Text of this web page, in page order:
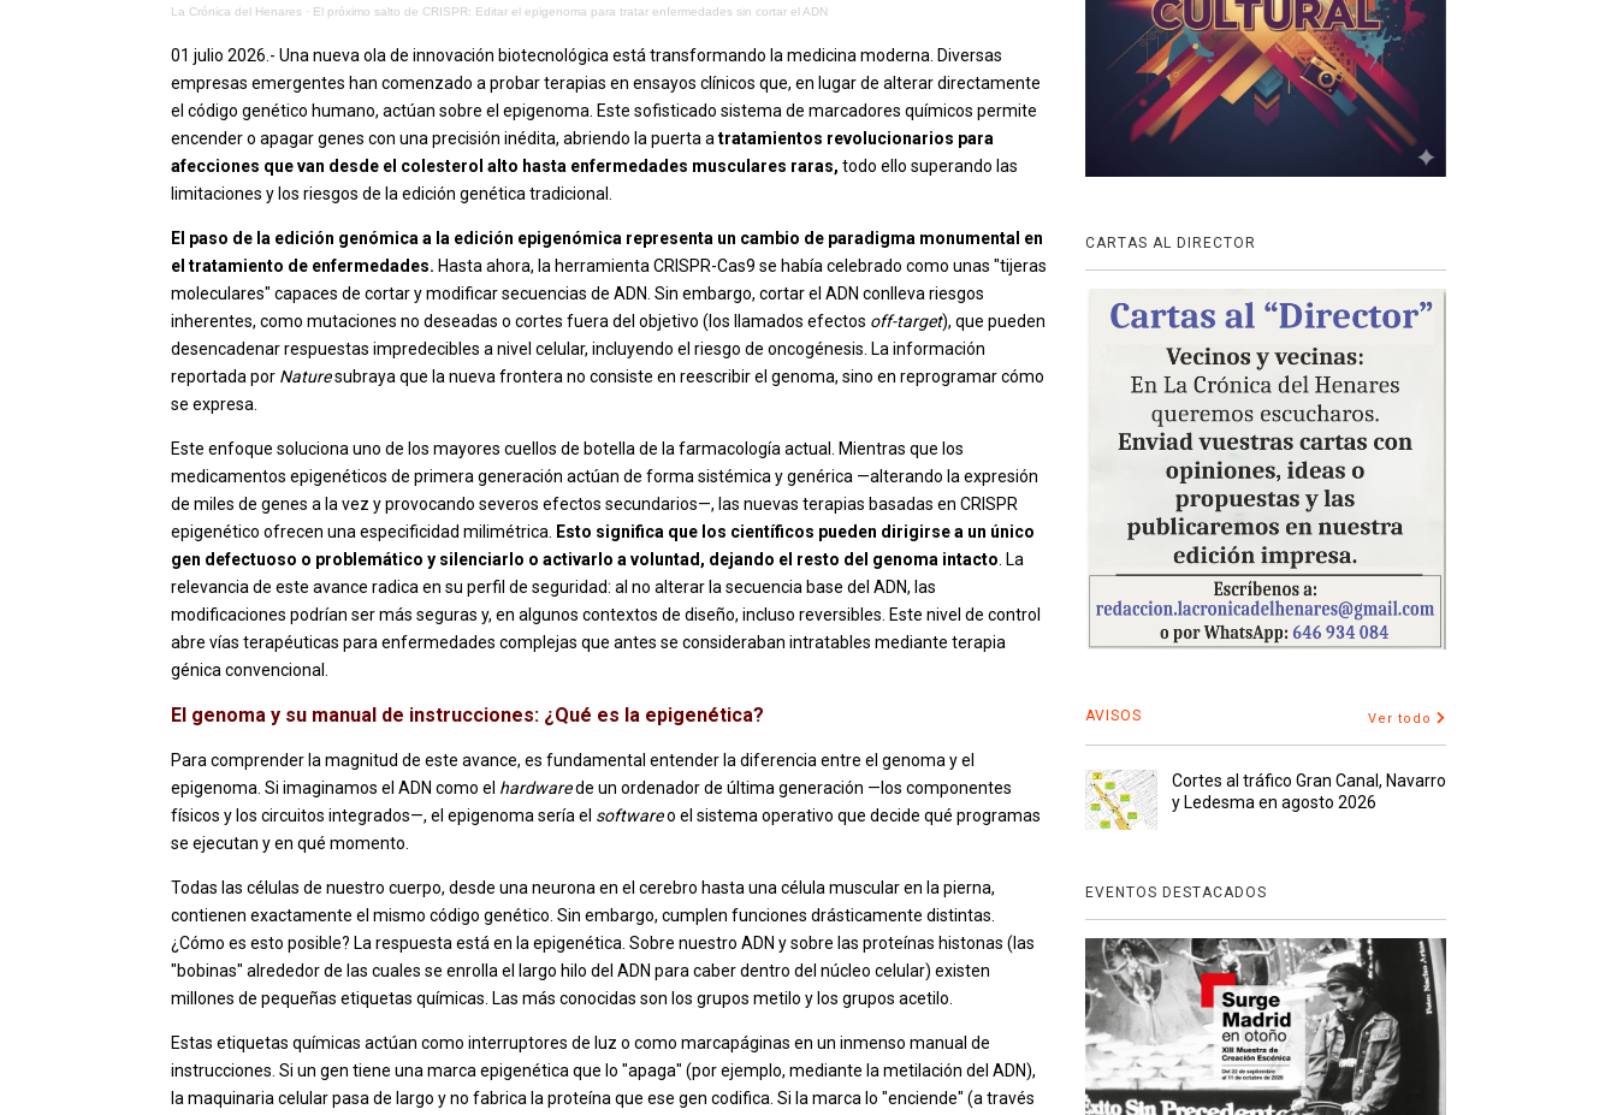
La Crónica del Henares · El próximo salto de CRISPR: Editar el epigenoma para tratar enfermedades sin cortar el ADN
01 julio 2026.- Una nueva ola de innovación biotecnológica está transformando la medicina moderna. Diversas
empresas emergentes han comenzado a probar terapias en ensayos clínicos que, en lugar de alterar directamente
el código genético humano, actúan sobre el epigenoma. Este sofisticado sistema de marcadores químicos permite
encender o apagar genes con una precisión inédita, abriendo la puerta a tratamientos revolucionarios para
afecciones que van desde el colesterol alto hasta enfermedades musculares raras, todo ello superando las
limitaciones y los riesgos de la edición genética tradicional.
El paso de la edición genómica a la edición epigenómica representa un cambio de paradigma monumental en
el tratamiento de enfermedades. Hasta ahora, la herramienta CRISPR-Cas9 se había celebrado como unas "tijeras
moleculares" capaces de cortar y modificar secuencias de ADN. Sin embargo, cortar el ADN conlleva riesgos
inherentes, como mutaciones no deseadas o cortes fuera del objetivo (los llamados efectos off-target), que pueden
desencadenar respuestas impredecibles a nivel celular, incluyendo el riesgo de oncogénesis. La información
reportada por Naturesubraya que la nueva frontera no consiste en reescribir el genoma, sino en reprogramar cómo
se expresa.
Este enfoque soluciona uno de los mayores cuellos de botella de la farmacología actual. Mientras que los
medicamentos epigenéticos de primera generación actúan de forma sistémica y genérica —alterando la expresión
de miles de genes a la vez y provocando severos efectos secundarios—, las nuevas terapias basadas en CRISPR
epigenético ofrecen una especificidad milimétrica.
Esto significa que los científicos pueden dirigirse a un único
gen defectuoso o problemático y silenciarlo o activarlo a voluntad, dejando el resto del genoma intacto . La
relevancia de este avance radica en su perfil de seguridad: al no alterar la secuencia base del ADN, las
modificaciones podrían ser más seguras y, en algunos contextos de diseño, incluso reversibles. Este nivel de control
abre vías terapéuticas para enfermedades complejas que antes se consideraban intratables mediante terapia
génica convencional.
El genoma y su manual de instrucciones: ¿Qué es la epigenética?
Para comprender la magnitud de este avance, es fundamental entender la diferencia entre el genoma y el
epigenoma. Si imaginamos el ADN como el hardwarede un ordenador de última generación —los componentes
físicos y los circuitos integrados—, el epigenoma sería el softwareo el sistema operativo que decide qué programas
se ejecutan y en qué momento.
Todas las células de nuestro cuerpo, desde una neurona en el cerebro hasta una célula muscular en la pierna,
contienen exactamente el mismo código genético. Sin embargo, cumplen funciones drásticamente distintas.
¿Cómo es esto posible? La respuesta está en la epigenética. Sobre nuestro ADN y sobre las proteínas histonas (las
"bobinas" alrededor de las cuales se enrolla el largo hilo del ADN para caber dentro del núcleo celular) existen
millones de pequeñas etiquetas químicas. Las más conocidas son los grupos metilo y los grupos acetilo.
Estas etiquetas químicas actúan como interruptores de luz o como marcapáginas en un inmenso manual de
instrucciones. Si un gen tiene una marca epigenética que lo "apaga" (por ejemplo, mediante la metilación del ADN),
la maquinaria celular pasa de largo y no fabrica la proteína que ese gen codifica. Si la marca lo "enciende" (a través
CARTAS AL DIRECTOR
AVISOS Ver todo
Cortes al tráfico Gran Canal, Navarro
y Ledesma en agosto 2026
EVENTOS DESTACADOS